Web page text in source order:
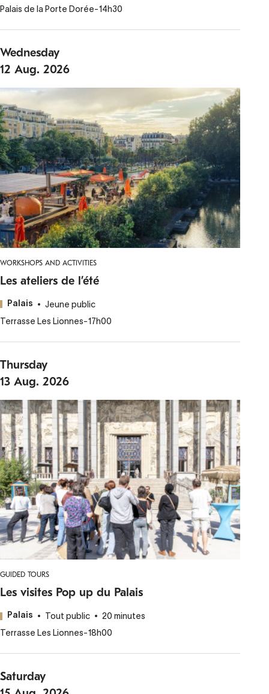
Palais de la Porte Dorée-14h30
Wednesday
12 Aug. 2026
WORKSHOPS AND ACTIVITIES
Les ateliers de l’été
Palais
Jeune public
Terrasse Les Lionnes-17h00
Thursday
13 Aug. 2026
GUIDED TOURS
Les visites Pop up du Palais
Palais Tout public
20 minutes
Terrasse Les Lionnes-18h00
Saturday